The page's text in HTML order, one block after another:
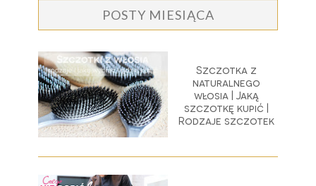
POSTY MIESIĄCA
Szczotka z
naturalnego
włosia | Jaką
szczotkę kupić |
Rodzaje szczotek